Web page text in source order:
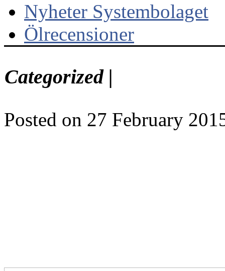
Nyheter Systembolaget
Ölrecensioner
Categorized |
Posted on 27 February